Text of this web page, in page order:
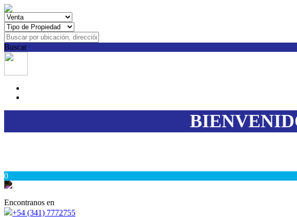
Buscar
0
Encontranos en
+54 (341) 7772755